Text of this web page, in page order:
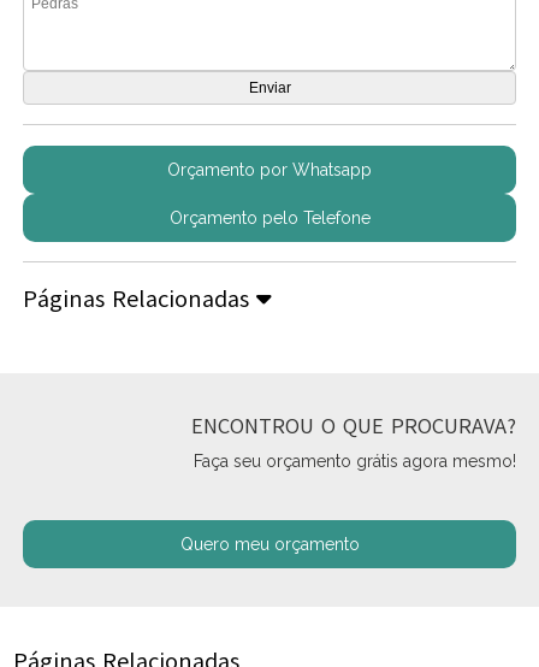
Orçamento por Whatsapp
Orçamento pelo Telefone
Páginas Relacionadas
ENCONTROU O QUE PROCURAVA?
Faça seu orçamento grátis agora mesmo!
Quero meu orçamento